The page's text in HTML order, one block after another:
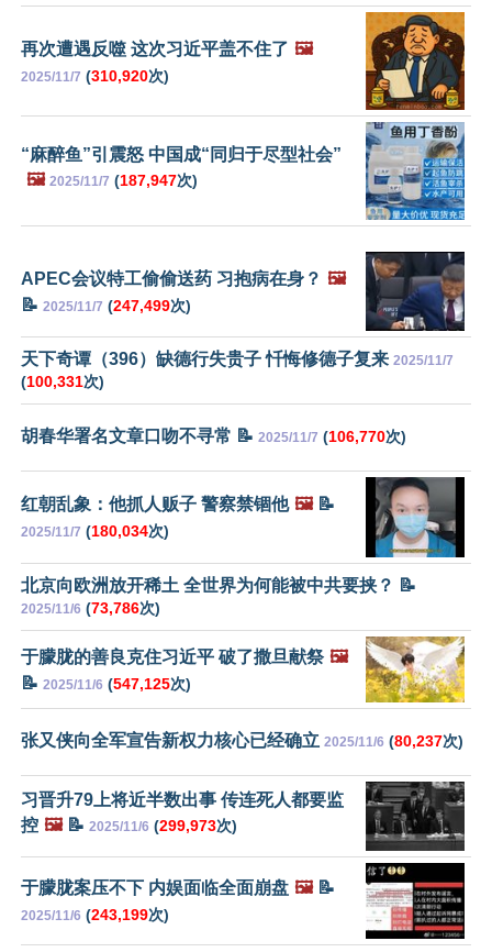
再次遭遇反噬 这次习近平盖不住了 🖼️
2025/11/7 (310,920次)
“麻醉鱼”引震怒 中国成“同归于尽型社会”
🖼️ 2025/11/7 (187,947次)
APEC会议特工偷偷送药 习抱病在身？ 🖼️
📝 2025/11/7 (247,499次)
天下奇谭（396）缺德行失贵子 忏悔修德子复来 2025/11/7
(100,331次)
胡春华署名文章口吻不寻常 📝 2025/11/7 (106,770次)
红朝乱象：他抓人贩子 警察禁锢他 🖼️📝
2025/11/7 (180,034次)
北京向欧洲放开稀土 全世界为何能被中共要挟？ 📝
2025/11/6 (73,786次)
于朦胧的善良克住习近平 破了撒旦献祭 🖼️
📝 2025/11/6 (547,125次)
张又侠向全军宣告新权力核心已经确立 2025/11/6 (80,237次)
习晋升79上将近半数出事 传连死人都要监
控 🖼️📝 2025/11/6 (299,973次)
于朦胧案压不下 内娱面临全面崩盘 🖼️📝
2025/11/6 (243,199次)